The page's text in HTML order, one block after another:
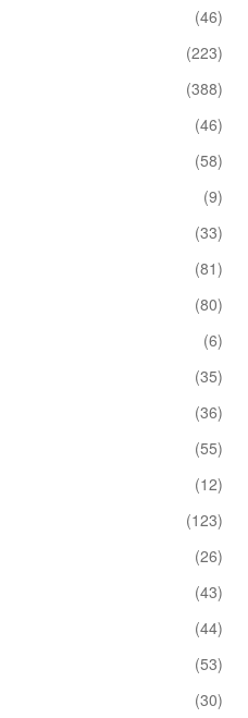
(46)
(223)
(388)
(46)
(58)
(9)
(33)
(81)
(80)
(6)
(35)
(36)
(55)
(12)
(123)
(26)
(43)
(44)
(53)
(30)